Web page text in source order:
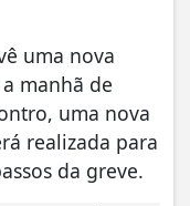
uma nova
manhã de
uma nova
realizada para
da greve.